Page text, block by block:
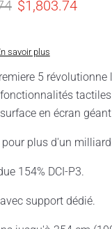
Prix actuel
$1,803.74
savoir plus
5
en écran
pour plus d'un
154% DCI-P3.
support dédié.